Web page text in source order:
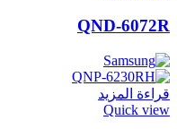
QND-6072R
قراءة المزيد
Quick view